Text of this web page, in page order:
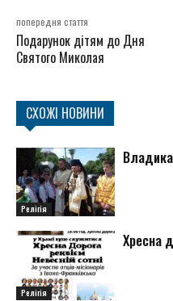
попередня стаття
Подарунок дітям до Дня
Святого Миколая
СХОЖІ НОВИНИ
Релігія
Релігія
Хресна